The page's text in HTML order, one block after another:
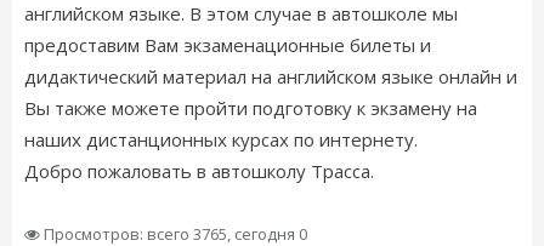
английском языке. В этом случае в автошколе мы
предоставим Вам экзаменационные билеты и
дидактический материал на английском языке онлайн и
Вы также можете пройти подготовку к экзамену на
наших дистанционных курсах по интернету.
Добро пожаловать в автошколу Трасса.
Просмотров: всего 3765, сегодня 0